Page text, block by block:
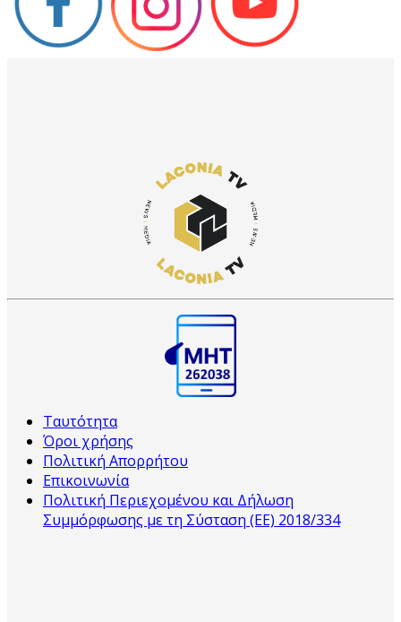
Ταυτότητα
Όροι χρήσης
Πολιτική Απορρήτου
Επικοινωνία
Πολιτική Περιεχομένου και Δήλωση
Συμμόρφωσης με τη Σύσταση (ΕΕ) 2018/334